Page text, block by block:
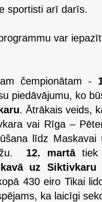
sportisti arī darīs.
var
čempionātam -
piedāvājumu, ko
. Ātrākais veids,
vai Rīga –
līdz
12. martātiek
uz Siktivkaru
430 eiro Tikai
ka laicīgi